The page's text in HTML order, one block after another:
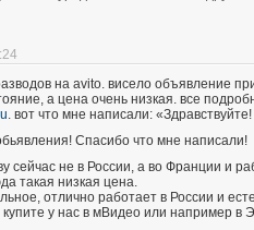
на avito. висело объявление
а цена очень низкая. все
. вот что мне написали: «Здравствуйте!
Спасибо что мне написали!
сейчас не в России, а во Франции и
такая низкая цена.
отлично работает в России и
купите у нас в мВидео или например в